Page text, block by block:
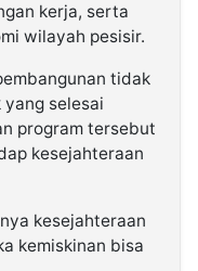
kerja, serta
wilayah pesisir.
tidak
selesai
program tersebut
kesejahteraan
kesejahteraan
kemiskinan bisa